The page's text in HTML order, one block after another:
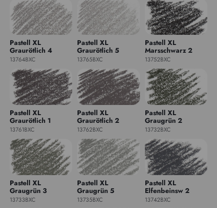
Pastell XL
Graurötlich 4
13764BXC
Pastell XL
Graurötlich 5
13765BXC
Pastell XL
Marsschwarz 2
13752BXC
Pastell XL
Graurötlich 1
13761BXC
Pastell XL
Graurötlich 2
13762BXC
Pastell XL
Graugrün 2
13732BXC
Pastell XL
Graugrün 3
13733BXC
Pastell XL
Graugrün 5
13735BXC
Pastell XL
Elfenbeinsw 2
13742BXC